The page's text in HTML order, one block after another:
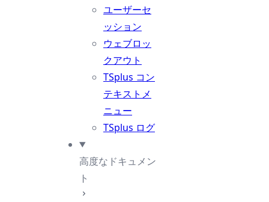
ユーザーセ
ッション
ウェブロッ
クアウト
TSplus コン
テキストメ
ニュー
TSplus ログ
高度なドキュメン
ト